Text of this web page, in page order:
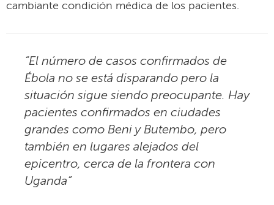
cambiante condición médica de los pacientes.
“El número de casos confirmados de
Ébola no se está disparando pero la
situación sigue siendo preocupante. Hay
pacientes confirmados en ciudades
grandes como Beni y Butembo, pero
también en lugares alejados del
epicentro, cerca de la frontera con
Uganda”